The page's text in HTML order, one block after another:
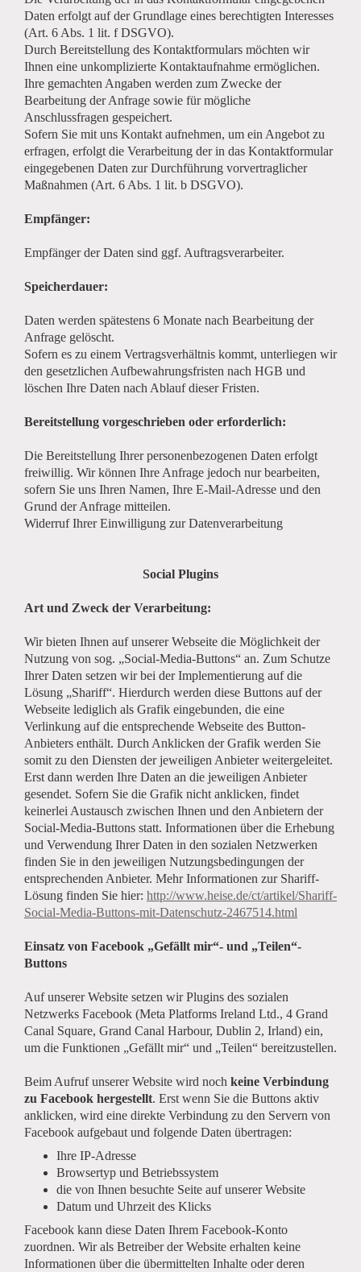
Daten erfolgt auf der Grundlage eines berechtigten Interesses
(Art. 6 Abs. 1 lit. f DSGVO).
Durch Bereitstellung des Kontaktformulars möchten wir
Ihnen eine unkomplizierte Kontaktaufnahme ermöglichen.
Ihre gemachten Angaben werden zum Zwecke der
Bearbeitung der Anfrage sowie für mögliche
Anschlussfragen gespeichert.
Sofern Sie mit uns Kontakt aufnehmen, um ein Angebot zu
erfragen, erfolgt die Verarbeitung der in das Kontaktformular
eingegebenen Daten zur Durchführung vorvertraglicher
Maßnahmen (Art. 6 Abs. 1 lit. b DSGVO).
Empfänger:
Empfänger der Daten sind ggf. Auftragsverarbeiter.
Speicherdauer:
Daten werden spätestens 6 Monate nach Bearbeitung der
Anfrage gelöscht.
Sofern es zu einem Vertragsverhältnis kommt, unterliegen wir
den gesetzlichen Aufbewahrungsfristen nach HGB und
löschen Ihre Daten nach Ablauf dieser Fristen.
Bereitstellung vorgeschrieben oder erforderlich:
Die Bereitstellung Ihrer personenbezogenen Daten erfolgt
freiwillig. Wir können Ihre Anfrage jedoch nur bearbeiten,
sofern Sie uns Ihren Namen, Ihre E-Mail-Adresse und den
Grund der Anfrage mitteilen.
Widerruf Ihrer Einwilligung zur Datenverarbeitung
Social Plugins
Art und Zweck der Verarbeitung:
Wir bieten Ihnen auf unserer Webseite die Möglichkeit der
Nutzung von sog. „Social-Media-Buttons“ an. Zum Schutze
Ihrer Daten setzen wir bei der Implementierung auf die
Lösung „Shariff“. Hierdurch werden diese Buttons auf der
Webseite lediglich als Grafik eingebunden, die eine
Verlinkung auf die entsprechende Webseite des Button-
Anbieters enthält. Durch Anklicken der Grafik werden Sie
somit zu den Diensten der jeweiligen Anbieter weitergeleitet.
Erst dann werden Ihre Daten an die jeweiligen Anbieter
gesendet. Sofern Sie die Grafik nicht anklicken, findet
keinerlei Austausch zwischen Ihnen und den Anbietern der
Social-Media-Buttons statt. Informationen über die Erhebung
und Verwendung Ihrer Daten in den sozialen Netzwerken
finden Sie in den jeweiligen Nutzungsbedingungen der
entsprechenden Anbieter. Mehr Informationen zur Shariff-
Lösung finden Sie hier: http://www.heise.de/ct/artikel/Shariff-
Social-Media-Buttons-mit-Datenschutz-2467514.html
Einsatz von Facebook „Gefällt mir“- und „Teilen“-
Buttons
Auf unserer Website setzen wir Plugins des sozialen
Netzwerks Facebook (Meta Platforms Ireland Ltd., 4 Grand
Canal Square, Grand Canal Harbour, Dublin 2, Irland) ein,
um die Funktionen „Gefällt mir“ und „Teilen“ bereitzustellen.
Beim Aufruf unserer Website wird noch keine Verbindung
zu Facebook hergestellt. Erst wenn Sie die Buttons aktiv
anklicken, wird eine direkte Verbindung zu den Servern von
Facebook aufgebaut und folgende Daten übertragen:
Ihre IP-Adresse
Browsertyp und Betriebssystem
die von Ihnen besuchte Seite auf unserer Website
Datum und Uhrzeit des Klicks
Facebook kann diese Daten Ihrem Facebook-Konto
zuordnen. Wir als Betreiber der Website erhalten keine
Informationen über die übermittelten Inhalte oder deren